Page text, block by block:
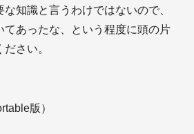
知識と言うわけではないので、
てあったな、という程度に頭の片
さい。
版）